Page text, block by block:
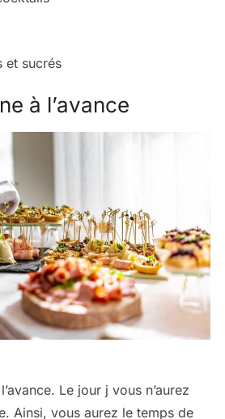
et sucrés
à l’avance
Le jour j vous n’aurez
Ainsi, vous aurez le temps de